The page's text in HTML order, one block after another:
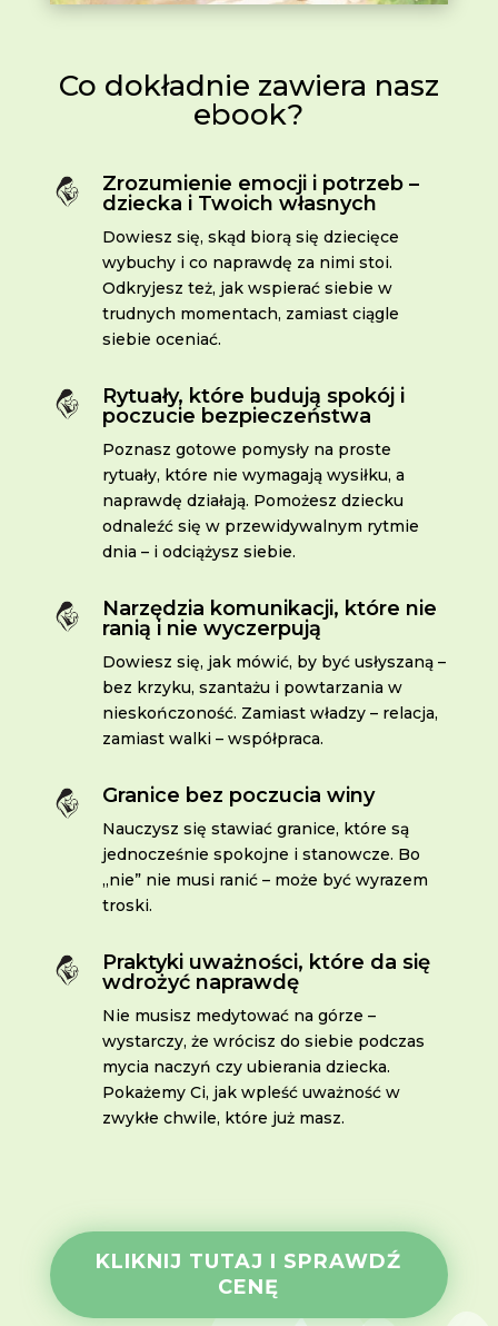
Co dokładnie zawiera nasz
ebook?
Zrozumienie emocji i potrzeb –
dziecka i Twoich własnych
Dowiesz się, skąd biorą się dziecięce
wybuchy i co naprawdę za nimi stoi.
Odkryjesz też, jak wspierać siebie w
trudnych momentach, zamiast ciągle
siebie oceniać.
Rytuały, które budują spokój i
poczucie bezpieczeństwa
Poznasz gotowe pomysły na proste
rytuały, które nie wymagają wysiłku, a
naprawdę działają. Pomożesz dziecku
odnaleźć się w przewidywalnym rytmie
dnia – i odciążysz siebie.
Narzędzia komunikacji, które nie
ranią i nie wyczerpują
Dowiesz się, jak mówić, by być usłyszaną –
bez krzyku, szantażu i powtarzania w
nieskończoność. Zamiast władzy – relacja,
zamiast walki – współpraca.
Granice bez poczucia winy
Nauczysz się stawiać granice, które są
jednocześnie spokojne i stanowcze. Bo
„nie” nie musi ranić – może być wyrazem
troski.
Praktyki uważności, które da się
wdrożyć naprawdę
Nie musisz medytować na górze –
wystarczy, że wrócisz do siebie podczas
mycia naczyń czy ubierania dziecka.
Pokażemy Ci, jak wpleść uważność w
zwykłe chwile, które już masz.
KLIKNIJ TUTAJ I SPRAWDŹ
CENĘ